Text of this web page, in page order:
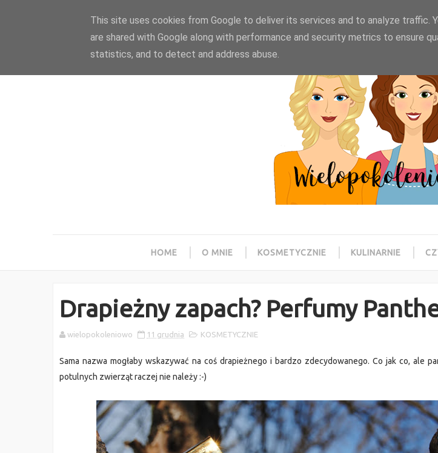
HOME O MNIE KOSMETYCZNIE KULINARNIE
Drapieżny zapach? Perfumy
wielopokoleniowo 11 grudnia KOSMETYCZNIE
Sama nazwa mogłaby wskazywać na coś drapieżnego i bardzo zdecydowanego. Co jak co, ale
potulnych zwierząt raczej nie należy :-)
This site uses cookies from Google to deliver its services and to analyze traffic.
are shared with Google along with performance and security metrics to ensure
statistics, and to detect and address abuse.